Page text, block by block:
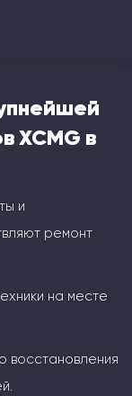
XCMG в
и
ремонт
на месте
восстановления